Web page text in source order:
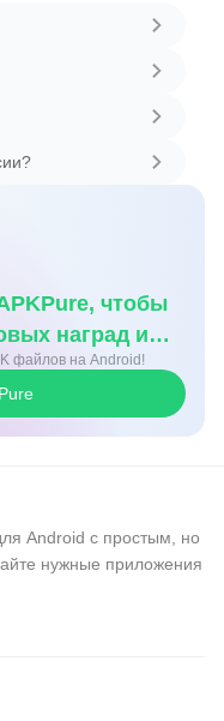
чтобы
наград и
файлов на Android!
Android с простым, но
нужные приложения